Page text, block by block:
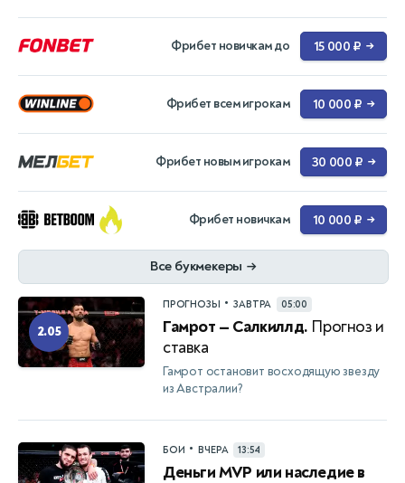
Фрибет новичкам до 15 000 ₽ →
Фрибет всем игрокам 10 000 ₽ →
Фрибет новым игрокам 30 000 ₽ →
Фрибет новичкам 10 000 ₽ →
Все букмекеры →
2.05
ПРОГНОЗЫ • ЗАВТРА 05:00
Гамрот — Салкиллд. Прогноз и
ставка
Гамрот остановит восходящую звезду
из Австралии?
БОИ • ВЧЕРА 13:54
Деньги MVP или наследие в